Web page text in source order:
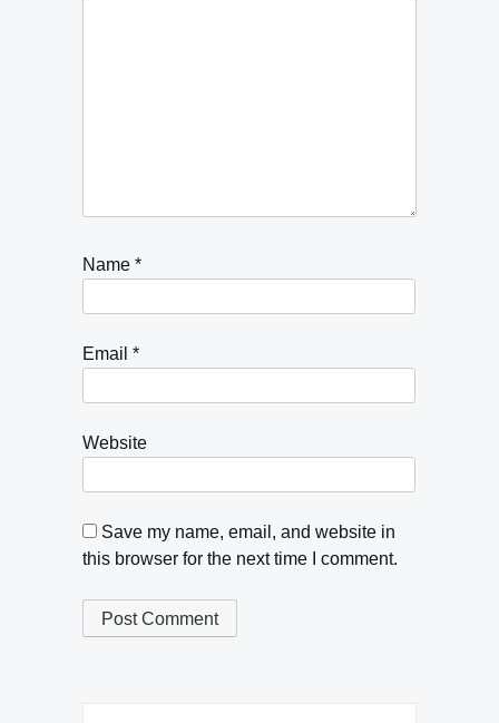
Name *
Email *
Website
Save my name, email, and website in
this browser for the next time I comment.